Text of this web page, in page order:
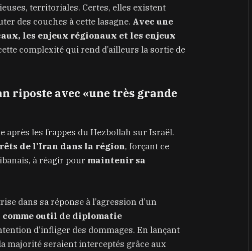
territoriales. Certes, elles existent
des couches à cette lasagne. Avec une
les enjeux régionaux et les enjeux
complexité qui rend d’ailleurs la sortie de
riposte avec «une très grande
après les frappes du Hezbollah sur Israël.
de l’Iran dans la région, forçant ce
à réagir pour maintenir sa
dans sa réponse à l’agression d’un
outil de diplomatie
d’infliger des dommages. En lançant
majorité seraient interceptés grâce aux